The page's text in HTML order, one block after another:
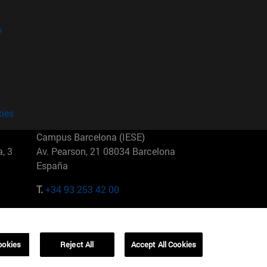
3
Campus Barcelona (IESE)
Av. Pearson, 21 08034 Barcelona
España
T.+34 93 253 42 00
01321001 Bela Vista Brasil
Reject All Accept All Cookies